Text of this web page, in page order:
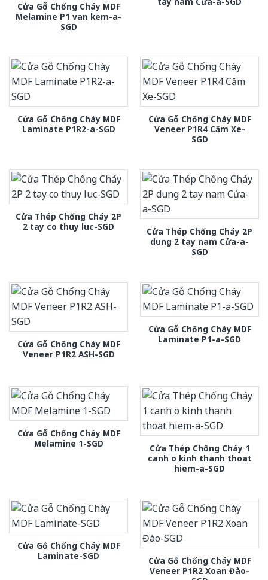
Cửa Gỗ Chống Cháy MDF
Melamine P1 van kem-a-
SGD
Cửa Gỗ Chống Cháy MDF
Laminate P1R2-a-SGD
Cửa Gỗ Chống Cháy MDF
Veneer P1R4 Căm Xe-
SGD
Cửa Thép Chống Cháy 2P
2 tay co thuy luc-SGD
Cửa Thép Chống Cháy 2P
dung 2 tay nam Cửa-a-
SGD
Cửa Gỗ Chống Cháy MDF
Veneer P1R2 ASH-SGD
Cửa Gỗ Chống Cháy MDF
Laminate P1-a-SGD
Cửa Gỗ Chống Cháy MDF
Melamine 1-SGD
Cửa Thép Chống Cháy 1
canh o kinh thanh thoat
hiem-a-SGD
Cửa Gỗ Chống Cháy MDF
Laminate-SGD
Cửa Gỗ Chống Cháy MDF
Veneer P1R2 Xoan Đào-